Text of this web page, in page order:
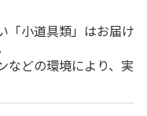
「小道具類」はお届け
などの環境により、実